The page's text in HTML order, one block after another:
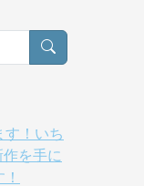
す！いち
を手に